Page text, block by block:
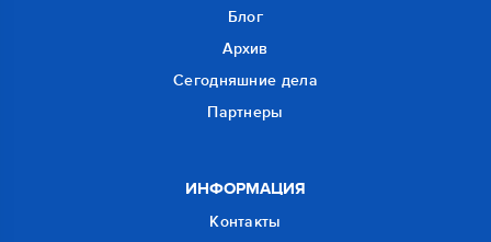
Блог
Архив
Сегодняшние дела
Партнеры
ИНФОРМАЦИЯ
Контакты